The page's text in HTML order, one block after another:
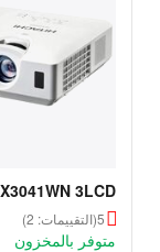
3LCD
Projector Specs
5(التقييمات: 2)
متوفر بالمخزون